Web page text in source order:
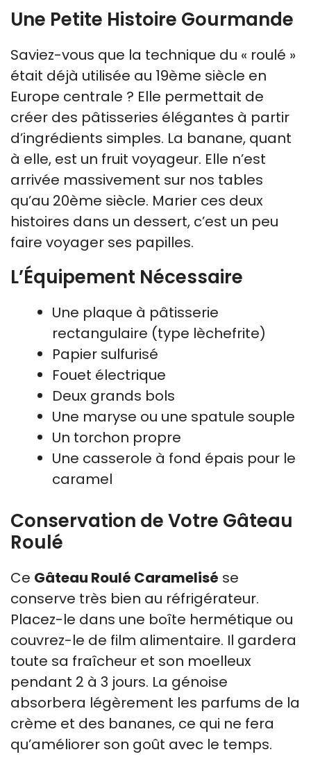
Une Petite Histoire Gourmande
Saviez-vous que la technique du « roulé »
était déjà utilisée au 19ème siècle en
Europe centrale ? Elle permettait de
créer des pâtisseries élégantes à partir
d’ingrédients simples. La banane, quant
à elle, est un fruit voyageur. Elle n’est
arrivée massivement sur nos tables
qu’au 20ème siècle. Marier ces deux
histoires dans un dessert, c’est un peu
faire voyager ses papilles.
L’Équipement Nécessaire
Une plaque à pâtisserie
rectangulaire (type lèchefrite)
Papier sulfurisé
Fouet électrique
Deux grands bols
Une maryse ou une spatule souple
Un torchon propre
Une casserole à fond épais pour le
caramel
Conservation de Votre Gâteau
Roulé
Ce Gâteau Roulé Caramelisé se
conserve très bien au réfrigérateur.
Placez-le dans une boîte hermétique ou
couvrez-le de film alimentaire. Il gardera
toute sa fraîcheur et son moelleux
pendant 2 à 3 jours. La génoise
absorbera légèrement les parfums de la
crème et des bananes, ce qui ne fera
qu’améliorer son goût avec le temps.